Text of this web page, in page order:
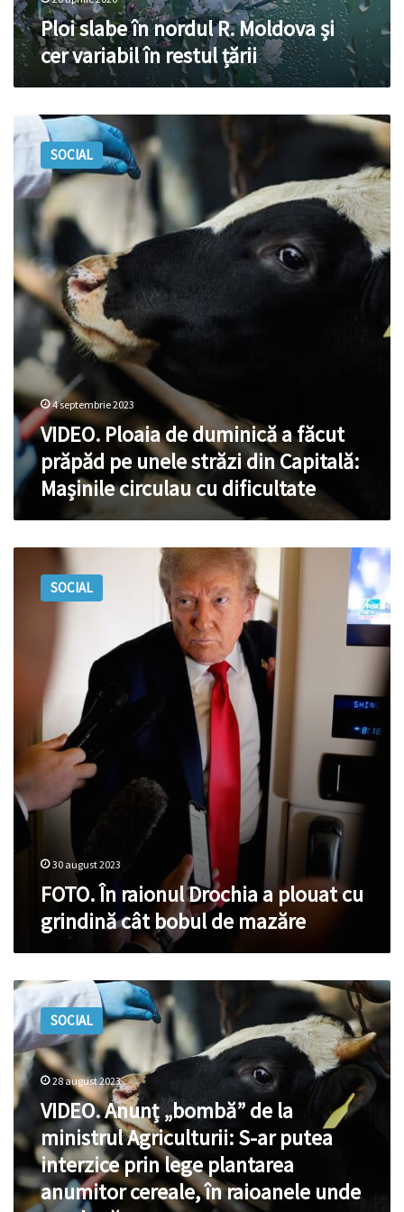
restul
țării Ploi slabe în nordul R. Moldova și
cer variabil în restul țării
VIDEO.
Ploaia
duminică
a
făcut
prăpăd
pe
unele
străzi
Capitală:
Mașinile
circulau
cu
dificultate
SOCIAL
4 septembrie 2023
VIDEO. Ploaia de duminică a făcut
prăpăd pe unele străzi din Capitală:
Mașinile circulau cu dificultate
raionul
plouat
grindină
mazăre
SOCIAL
30 august 2023
FOTO. În raionul Drochia a plouat cu
grindină cât bobul de mazăre
VIDEO.
Anunț
„bombă”
de
la
ministrul
Agriculturii:
ar
putea
interzice
prin
SOCIAL
28 august 2023
VIDEO. Anunț „bombă” de la
ministrul Agriculturii: S-ar putea
interzice prin lege plantarea
anumitor cereale, în raioanele unde